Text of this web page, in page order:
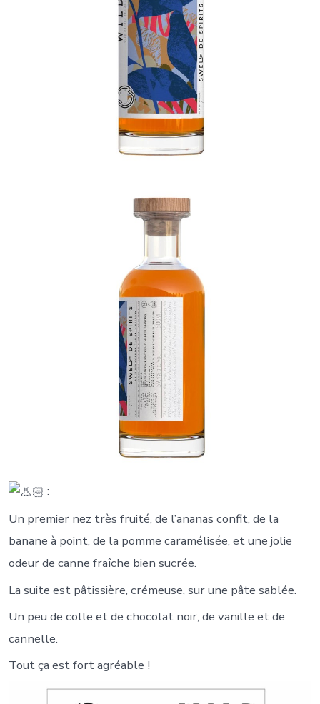
:
Un premier nez très fruité, de l’ananas confit, de la
banane à point, de la pomme caramélisée, et une jolie
odeur de canne fraîche bien sucrée.
La suite est pâtissière, crémeuse, sur une pâte sablée.
Un peu de colle et de chocolat noir, de vanille et de
cannelle.
Tout ça est fort agréable !